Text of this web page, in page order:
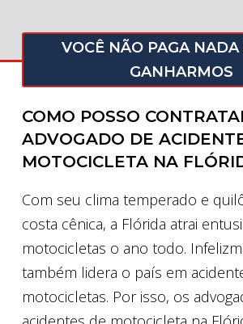
VOCÊ NÃO PAGA NADA
GANHARMOS
COMO POSSO
ADVOGADO DE
MOTOCICLETA NA
Com seu clima temperado e
costa cênica, a Flórida atrai
motocicletas o ano todo.
também lidera o país em
motocicletas. Por isso, os